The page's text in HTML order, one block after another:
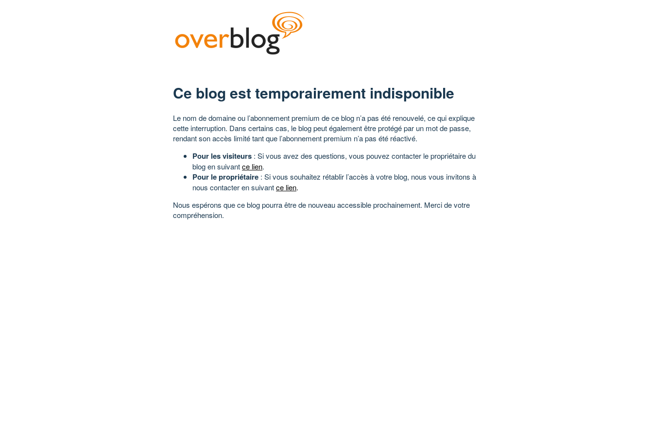
Ce blog est temporairement indisponible
Le nom de domaine ou l’abonnement premium de ce blog n’a pas été renouvelé, ce qui explique
cette interruption. Dans certains cas, le blog peut également être protégé par un mot de passe,
rendant son accès limité tant que l’abonnement premium n’a pas été réactivé.
Pour les visiteurs : Si vous avez des questions, vous pouvez contacter le propriétaire du
blog en suivantce lien.
Pour le propriétaire : Si vous souhaitez rétablir l’accès à votre blog, nous vous invitons à
nous contacter en suivantce lien.
Nous espérons que ce blog pourra être de nouveau accessible prochainement. Merci de votre
compréhension.